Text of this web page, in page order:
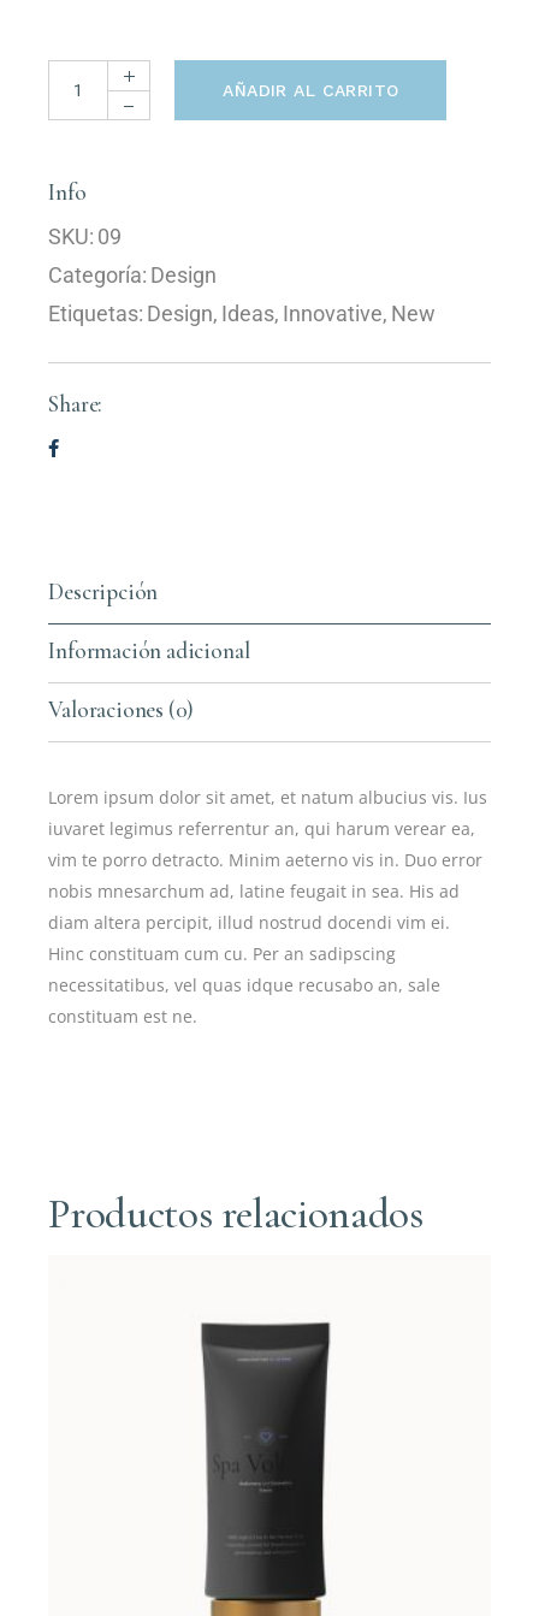
AÑADIR AL CARRITO
Info
SKU: 09
Categoría: Design
Etiquetas: Design, Ideas, Innovative, New
Share:
Descripción
Información adicional
Valoraciones (0)
Lorem ipsum dolor sit amet, et natum albucius vis. Ius
iuvaret legimus referrentur an, qui harum verear ea,
vim te porro detracto. Minim aeterno vis in. Duo error
nobis mnesarchum ad, latine feugait in sea. His ad
diam altera percipit, illud nostrud docendi vim ei.
Hinc constituam cum cu. Per an sadipscing
necessitatibus, vel quas idque recusabo an, sale
constituam est ne.
Productos relacionados